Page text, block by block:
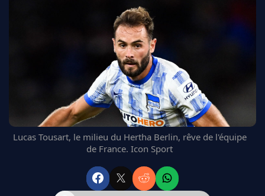
MANCHESTER UNITED
BAYERN
L'AVIS DE LA RÉDAC'
Lucas Tousart, le milieu du Hertha Berlin, rêve de l'équipe
de France. Icon Sport